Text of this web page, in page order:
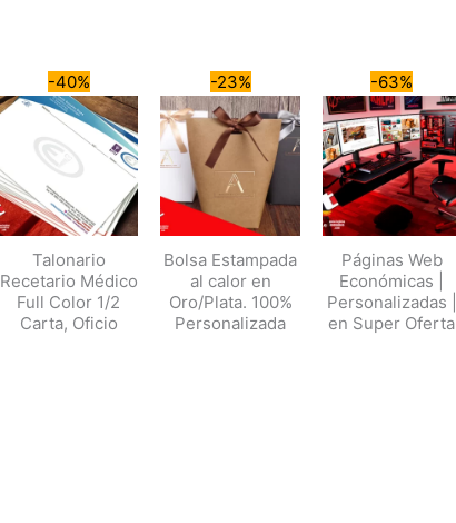
-40%
Talonario
Recetario Médico
Full Color 1/2
Carta, Oficio
-23%
Bolsa Estampada
al calor en
Oro/Plata. 100%
Personalizada
-63%
Páginas Web
Económicas |
Personalizadas |
en Super Oferta